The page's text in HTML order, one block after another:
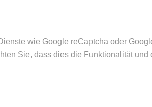
wie Google reCaptcha oder
Sie, dass dies die Funktionalität